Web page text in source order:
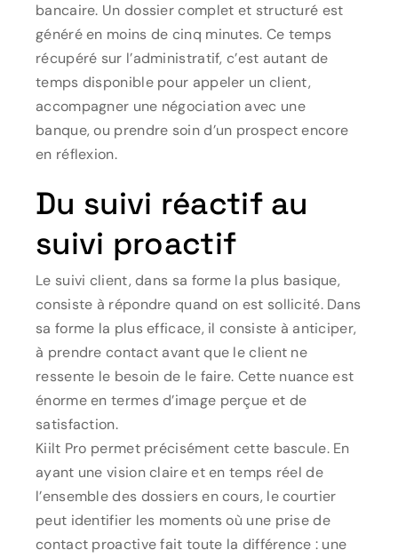
bancaire. Un dossier complet et structuré est
généré en moins de cinq minutes. Ce temps
récupéré sur l’administratif, c’est autant de
temps disponible pour appeler un client,
accompagner une négociation avec une
banque, ou prendre soin d’un prospect encore
en réflexion.
Du suivi réactif au
suivi proactif
Le suivi client, dans sa forme la plus basique,
consiste à répondre quand on est sollicité. Dans
sa forme la plus efficace, il consiste à anticiper,
à prendre contact avant que le client ne
ressente le besoin de le faire. Cette nuance est
énorme en termes d’image perçue et de
satisfaction.
Kiilt Pro permet précisément cette bascule. En
ayant une vision claire et en temps réel de
l’ensemble des dossiers en cours, le courtier
peut identifier les moments où une prise de
contact proactive fait toute la différence : une